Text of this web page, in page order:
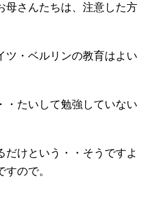
母さんたちは、注意した方
ツ・ベルリンの教育はよい
・たいして勉強していない
けという・・そうですよ
ので。